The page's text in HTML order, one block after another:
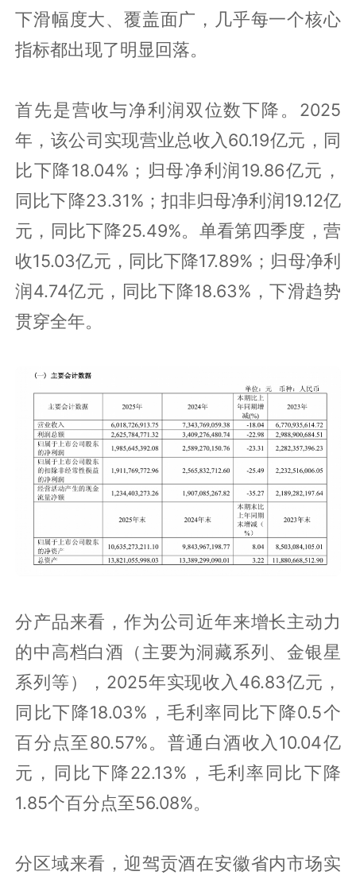
下滑幅度大、覆盖面广，几乎每一个核心
指标都出现了明显回落。
首先是营收与净利润双位数下降。2025
年，该公司实现营业总收入60.19亿元，同
比下降18.04%；归母净利润19.86亿元，
同比下降23.31%；扣非归母净利润19.12亿
元，同比下降25.49%。单看第四季度，营
收15.03亿元，同比下降17.89%；归母净利
润4.74亿元，同比下降18.63%，下滑趋势
贯穿全年。
分产品来看，作为公司近年来增长主动力
的中高档白酒（主要为洞藏系列、金银星
系列等），2025年实现收入46.83亿元，
同比下降18.03%，毛利率同比下降0.5个
百分点至80.57%。普通白酒收入10.04亿
元，同比下降22.13%，毛利率同比下降
1.85个百分点至56.08%。
分区域来看，迎驾贡酒在安徽省内市场实